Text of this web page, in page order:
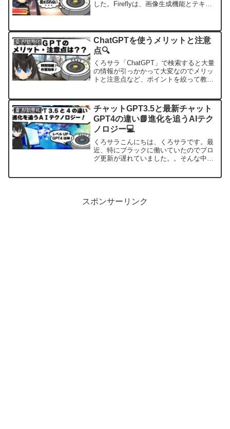
した。Fireflyは、画像生成機能とテキス
な画像生成やテキストエフェ...
🤖 AI効率化
ChatGPTを使うメリットと注意
点🔍
くろサラ「ChatGPT」で検索すると大量
の情報が引っかかって大変なのでメリッ
トと注意点など、ポイントを絞って教え
しますこの記事では、ChatGPTというAI
チャットボ...
🤖 AI効率化
チャットGPT3.5と最新チャット
GPT4の違い📗進化を追うAIテク
ノロジー💻
くろサラこんにちは、くろサラです。最
近、特にブラックに働いていたのでブロ
グ更新が遅れていました。。そんな中、
スポンサーリンク